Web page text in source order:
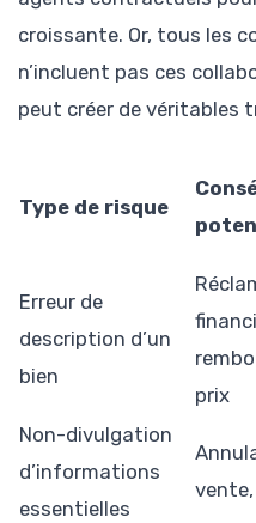
croissante. Or, tous les
n’incluent pas ces
peut créer de véritables
Type de risque
Erreur de
description d’un
bien
prix
Non-divulgation
d’informations
essentielles